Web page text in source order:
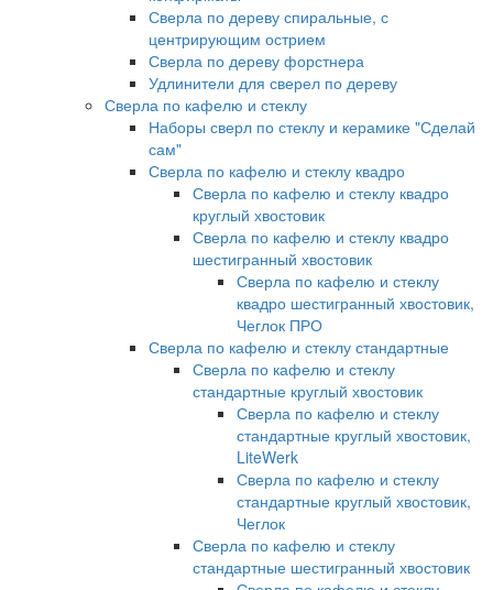
Сверла по дереву спиральные, с
центрирующим острием
Сверла по дереву форстнера
Удлинители для сверел по дереву
Сверла по кафелю и стеклу
Наборы сверл по стеклу и керамике "Сделай
сам"
Сверла по кафелю и стеклу квадро
Сверла по кафелю и стеклу квадро
круглый хвостовик
Сверла по кафелю и стеклу квадро
шестигранный хвостовик
Сверла по кафелю и стеклу
квадро шестигранный хвостовик,
Чеглок ПРО
Сверла по кафелю и стеклу стандартные
Сверла по кафелю и стеклу
стандартные круглый хвостовик
Сверла по кафелю и стеклу
стандартные круглый хвостовик,
LiteWerk
Сверла по кафелю и стеклу
стандартные круглый хвостовик,
Чеглок
Сверла по кафелю и стеклу
стандартные шестигранный хвостовик